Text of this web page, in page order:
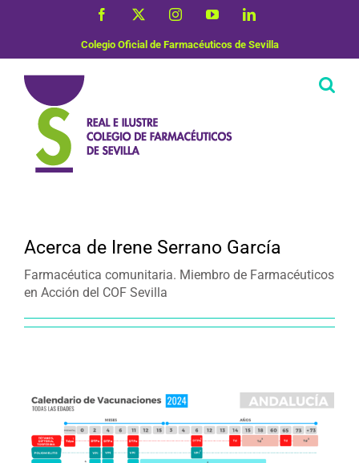
Facebook InstagramYouTubeLinkedIn
Colegio Oficial de Farmacéuticos de Sevilla
Acerca de Irene Serrano García
Farmacéutica comunitaria. Miembro de Farmacéuticos
en Acción del COF SevillaVacunas